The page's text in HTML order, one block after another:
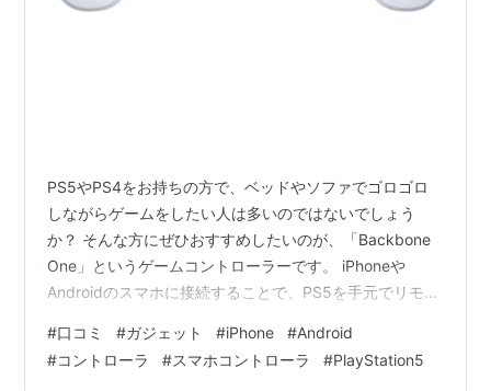
PS5やPS4をお持ちの方で、ベッドやソファでゴロゴロ
しながらゲームをしたい人は多いのではないでしょう
か？ そんな方にぜひおすすめしたいのが、「Backbone
One」というゲームコントローラーです。 iPhoneや
Androidのスマホに接続することで、PS5を手元でリモー
ンスのコントローラです。 【最新版】BACKBONE One
バックボーン ワン PlayStaionデザイン ( USB-C ) 【
#口コミ #ガジェット #iPhone #Android
#コントローラ #スマホコントローラ #PlayStation5